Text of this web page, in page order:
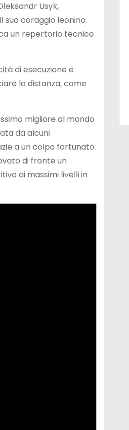
Usyk,
coraggio leonino.
un repertorio tecnico
di esecuzione e
la distanza, come
migliore al mondo
da alcuni
a un colpo fortunato.
di fronte un
ai massimi livelli in